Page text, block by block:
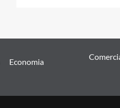
Economia